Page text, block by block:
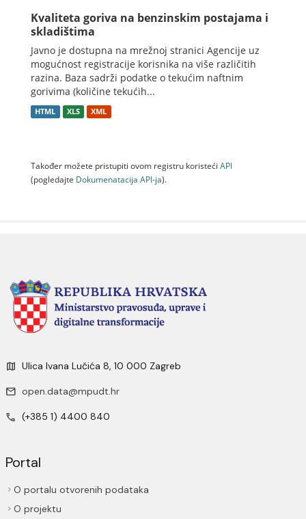
Kvaliteta goriva na benzinskim postajama i
skladištima
Javno je dostupna na mrežnoj stranici Agencije uz
mogućnost registracije korisnika na više različitih
razina. Baza sadrži podatke o tekućim naftnim
gorivima (količine tekućih...
HTML XLS XML
Također možete pristupiti ovom registru koristeći API
(pogledajte Dokumenаtаcijа API-jа).